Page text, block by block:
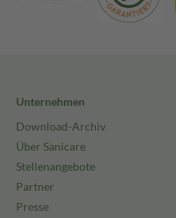
Unternehmen
Download-Archiv
Über Sanicare
Stellenangebote
Partner
Presse